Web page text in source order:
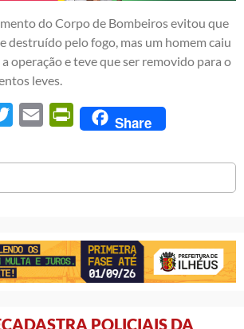
do Corpo de Bombeiros evitou que
destruído pelo fogo, mas um homem caiu
operação e teve que ser removido para o
leves.
Twitter Email PrintFriendly
Share
POLICIAIS DA